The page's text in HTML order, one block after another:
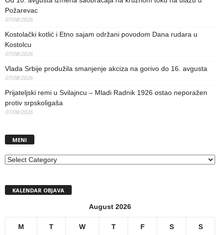
Požarevac
07/08/2026
Kostolački kotlić i Etno sajam održani povodom Dana rudara u
Kostolcu
07/08/2026
Vlada Srbije produžila smanjenje akciza na gorivo do 16. avgusta
07/08/2026
Prijateljski remi u Svilajncu – Mladi Radnik 1926 ostao neporažen
protiv srpskoligaša
07/08/2026
MENI
MENI
KALENDAR OBJAVA
August 2026
M T W T F S S